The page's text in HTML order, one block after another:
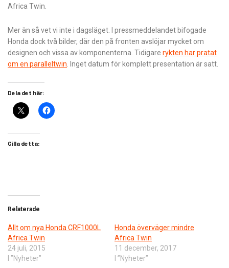
Africa Twin.
Mer än så vet vi inte i dagsläget. I pressmeddelandet bifogade
Honda dock två bilder, där den på fronten avslöjar mycket om
designen och vissa av komponenterna. Tidigare rykten har pratat
om en paralleltwin. Inget datum för komplett presentation är satt.
Dela det här:
Gilla detta:
Relaterade
Allt om nya Honda CRF1000L
Africa Twin
24 juli, 2015
I ”Nyheter”
Honda överväger mindre
Africa Twin
11 december, 2017
I ”Nyheter”